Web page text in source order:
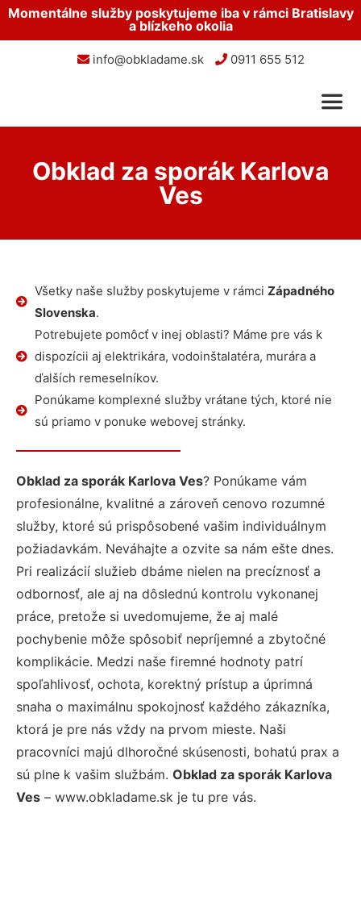
Momentálne služby poskytujeme iba v rámci Bratislavy
a blízkeho okolia
info@obkladame.sk 0911 655 512
Obklad za sporák Karlova
Ves
Všetky naše služby poskytujeme v rámci Západného
Slovenska.
Potrebujete pomôcť v inej oblasti? Máme pre vás k
dispozícii aj elektrikára, vodoinštalatéra, murára a
ďalších remeselníkov.
Ponúkame komplexné služby vrátane tých, ktoré nie
sú priamo v ponuke webovej stránky.
Obklad za sporák Karlova Ves? Ponúkame vám
profesionálne, kvalitné a zároveň cenovo rozumné
služby, ktoré sú prispôsobené vašim individuálnym
požiadavkám. Neváhajte a ozvite sa nám ešte dnes.
Pri realizácií služieb dbáme nielen na precíznosť a
odbornosť, ale aj na dôslednú kontrolu vykonanej
práce, pretože si uvedomujeme, že aj malé
pochybenie môže spôsobiť nepríjemné a zbytočné
komplikácie. Medzi naše firemné hodnoty patrí
spoľahlivosť, ochota, korektný prístup a úprimná
snaha o maximálnu spokojnosť každého zákazníka,
ktorá je pre nás vždy na prvom mieste. Naši
pracovníci majú dlhoročné skúsenosti, bohatú prax a
sú plne k vašim službám. Obklad za sporák Karlova
Ves – www.obkladame.sk je tu pre vás.